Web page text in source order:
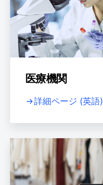
医療機関
詳細ページ (英語)